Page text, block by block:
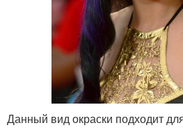
Данный вид окраски подходит